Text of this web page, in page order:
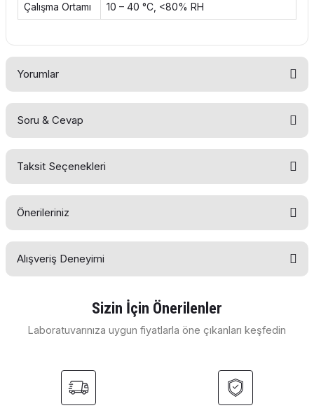
Çalışma Ortamı 10 – 40 °C, <80% RH
Yorumlar
Yorum Yaz
Soru & Cevap
Soru Sor
Taksit Seçenekleri
Önerileriniz
Bu ürünün fiyat bilgisi, resim, ürün açıklamalarında ve diğer
Görüş ve önerileriniz için teşekkür ederiz.
Ürün resmi kalitesiz, bozuk veya görüntülenemiyor.
Ürün bilgilerinde hatalar bulunuyor.
Ürün fiyatı diğer sitelerden daha pahalı.
Alışveriş Deneyimi
Sizin İçin Önerilenler
Laboratuvarınıza uygun fiyatlarla öne çıkanları keşfedin
Ohaus Kalem Tipi Orp Ölçer ST20R (1000... 1000 mv / 0.0... 99.0 °C )